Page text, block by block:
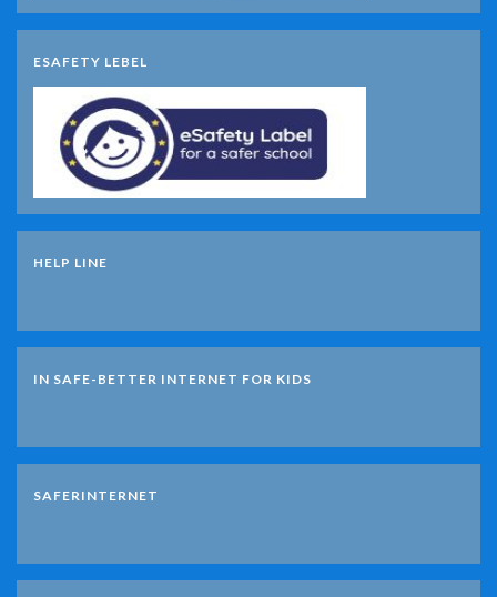
ESAFETY LEBEL
HELP LINE
IN SAFE-BETTER INTERNET FOR KIDS
SAFERINTERNET